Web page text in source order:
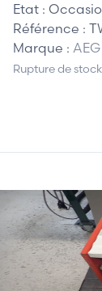
Etat :
Référence :
Marque : AEG
Rupture de stock